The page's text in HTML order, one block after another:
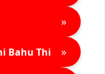
»
Bahu Thi »